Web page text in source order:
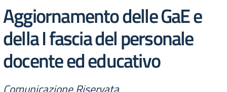
Aggiornamento delle GaE e
della I fascia del personale
docente ed educativo